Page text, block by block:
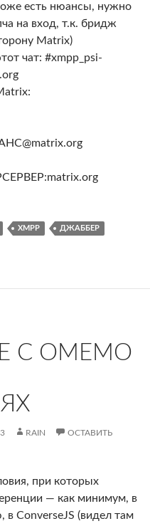
есть нюансы, нужно
на вход, т.к. бридж
Matrix)
чат: #xmpp_psi-
XMPP ДЖАББЕР
OMEMO
RAIN
ОСТАВИТЬ
при которых
— как минимум, в
в ConverseJS (видел там